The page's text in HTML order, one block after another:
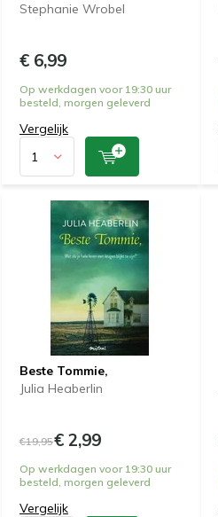
Stephanie Wrobel
€ 6,99
Op werkdagen voor 19:30 uur
besteld, morgen geleverd
Vergelijk
Beste Tommie,
Julia Heaberlin
€19,95€ 2,99
Op werkdagen voor 19:30 uur
besteld, morgen geleverd
Vergelijk